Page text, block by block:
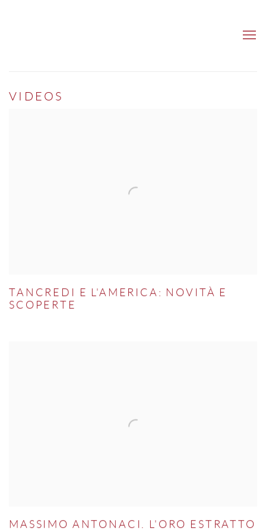
VIDEOS
TANCREDI E L'AMERICA: NOVITÀ E
SCOPERTE
MASSIMO ANTONACI. L'ORO ESTRATTO